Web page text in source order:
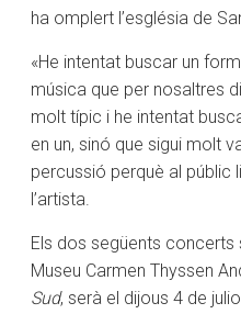
ha omplert l’església de
«He intentat buscar un
música que per nosaltres
molt típic i he intentat
en un, sinó que sigui molt
percussió perquè al públic
l’artista.
Els dos següents concerts
Museu Carmen Thyssen
Sud, serà el dijous 4 de